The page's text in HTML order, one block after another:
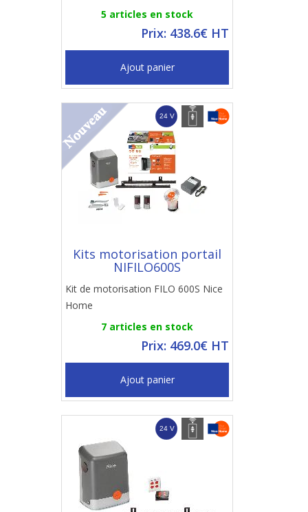
5 articles en stock
Prix: 438.6€ HT
Ajout panier
Kits motorisation portail
NIFILO600S
Kit de motorisation FILO 600S Nice
Home
7 articles en stock
Prix: 469.0€ HT
Ajout panier